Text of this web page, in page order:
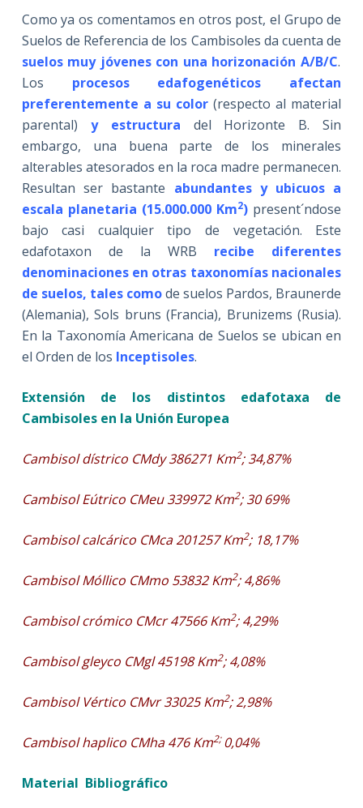
Como ya os comentamos en otros post, el Grupo de
Suelos de Referencia de los Cambisoles da cuenta de
suelos muy jóvenes con una horizonación A/B/C.
Los procesos edafogenéticos afectan
preferentemente a su color(respecto al material
parental) y estructura del Horizonte B. Sin
embargo, una buena parte de los minerales
alterables atesorados en la roca madre permanecen.
Resultan ser bastante abundantes y ubicuos a
escala planetaria (15.000.000 Km2) present´ndose
bajo casi cualquier tipo de vegetación. Este
edafotaxon de la WRB recibe diferentes
denominaciones en otras taxonomías nacionales
de suelos, tales comode suelos Pardos, Braunerde
(Alemania), Sols bruns (Francia), Brunizems (Rusia).
En la Taxonomía Americana de Suelos se ubican en
el Orden de los Inceptisoles.
Extensión de los distintos edafotaxa de
Cambisoles en la Unión Europea
Cambisol dístrico CMdy 386271 Km2; 34,87%
Cambisol Eútrico CMeu 339972 Km2; 30 69%
Cambisol calcárico CMca 201257 Km2; 18,17%
Cambisol Móllico CMmo 53832 Km2; 4,86%
Cambisol crómico CMcr 47566 Km2; 4,29%
Cambisol gleyco CMgl 45198 Km2; 4,08%
Cambisol Vértico CMvr 33025 Km2; 2,98%
Cambisol haplico CMha 476 Km2;0,04%
Material Bibliográfico